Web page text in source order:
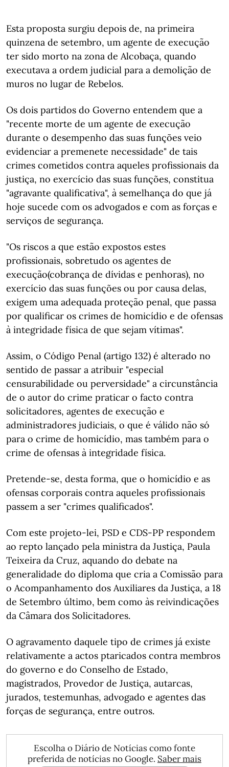
Esta proposta surgiu depois de, na primeira
quinzena de setembro, um agente de execução
ter sido morto na zona de Alcobaça, quando
executava a ordem judicial para a demolição de
muros no lugar de Rebelos.
Os dois partidos do Governo entendem que a
"recente morte de um agente de execução
durante o desempenho das suas funções veio
evidenciar a premenete necessidade" de tais
crimes cometidos contra aqueles profissionais da
justiça, no exercício das suas funções, constitua
"agravante qualificativa", à semelhança do que já
hoje sucede com os advogados e com as forças e
serviços de segurança.
"Os riscos a que estão expostos estes
profissionais, sobretudo os agentes de
execução(cobrança de dívidas e penhoras), no
exercício das suas funções ou por causa delas,
exigem uma adequada proteção penal, que passa
por qualificar os crimes de homicídio e de ofensas
à integridade física de que sejam vítimas".
Assim, o Código Penal (artigo 132) é alterado no
sentido de passar a atribuir "especial
censurabilidade ou perversidade" a circunstância
de o autor do crime praticar o facto contra
solicitadores, agentes de execução e
administradores judiciais, o que é válido não só
para o crime de homicídio, mas também para o
crime de ofensas à integridade física.
Pretende-se, desta forma, que o homicídio e as
ofensas corporais contra aqueles profissionais
passem a ser "crimes qualificados".
Com este projeto-lei, PSD e CDS-PP respondem
ao repto lançado pela ministra da Justiça, Paula
Teixeira da Cruz, aquando do debate na
generalidade do diploma que cria a Comissão para
o Acompanhamento dos Auxiliares da Justiça, a 18
de Setembro último, bem como às reivindicações
da Câmara dos Solicitadores.
O agravamento daquele tipo de crimes já existe
relativamente a actos ptaricados contra membros
do governo e do Conselho de Estado,
magistrados, Provedor de Justiça, autarcas,
jurados, testemunhas, advogado e agentes das
forças de segurança, entre outros.
Escolha o Diário de Notícias como fonte
preferida de notícias no Google. Saber mais